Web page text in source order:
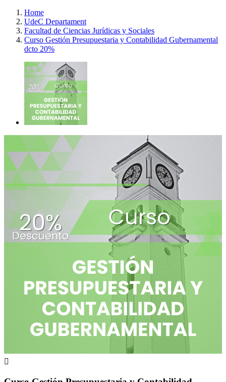
Home
UdeC Departament
Facultad de Ciencias Jurídicas y Sociales
Curso Gestión Presupuestaria y Contabilidad Gubernamental
dcto 20%
